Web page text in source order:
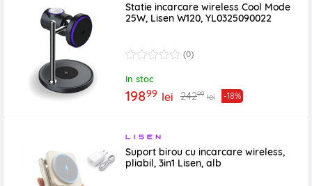
Statie incarcare wireless Cool Mode
25W, Lisen W120, YL0325090022
(0)
In stoc
19899 lei 24299 lei -18%
Suport birou cu incarcare wireless,
pliabil, 3in1 Lisen, alb